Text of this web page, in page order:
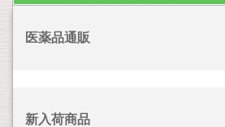
医薬品通販
新入荷商品